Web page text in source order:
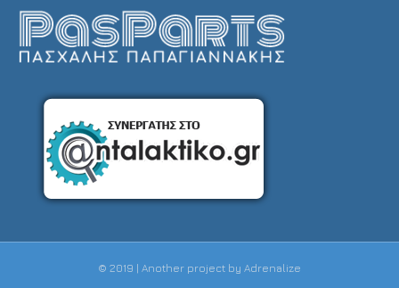
© 2019 | Another project by Adrenalize